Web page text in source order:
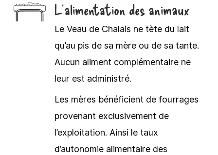
L'alimentation des animaux
Le Veau de Chalais ne tète du lait
qu’au pis de sa mère ou de sa tante.
Aucun aliment complémentaire ne
leur est administré.
Les mères bénéficient de fourrages
provenant exclusivement de
l’exploitation. Ainsi le taux
d’autonomie alimentaire des